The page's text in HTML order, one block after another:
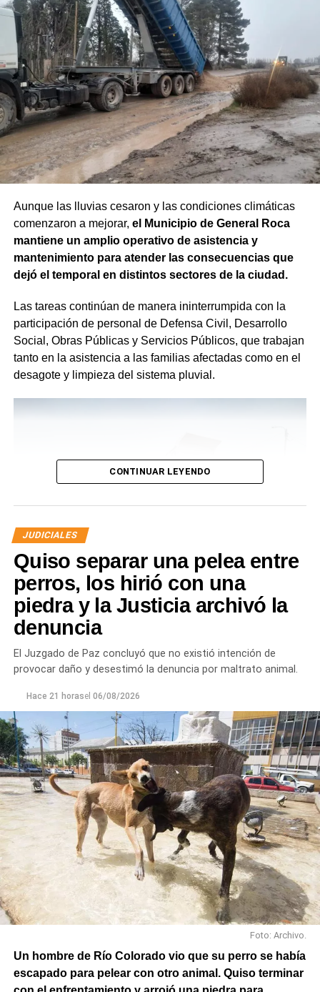
cubierto por la noche y temperaturas entre 12°C y 2°C.
Aunque las lluvias cesaron y las condiciones climáticas
comenzaron a mejorar, el Municipio de General Roca
mantiene un amplio operativo de asistencia y
mantenimiento para atender las consecuencias que
dejó el temporal en distintos sectores de la ciudad.
Las tareas continúan de manera ininterrumpida con la
participación de personal de Defensa Civil, Desarrollo
Social, Obras Públicas y Servicios Públicos, que trabajan
tanto en la asistencia a las familias afectadas como en el
desagote y limpieza del sistema pluvial.
Desde Defensa Civil y Desarrollo Social se brindó
Noroeste, Quinta 25, Carlos Soria y Chacramonte,
donde se entregaron nylon, frazadas, colchones, leña
y alimentos.
En paralelo, las cuadrillas municipales realizaron la
limpieza de alcantarillas y sumideros en distintos
sectores de la ciudad, entre ellos Jujuy y Güemes;
Güemes entre Dr. Maradona y República del Líbano;
Carlos Gardel y Rochdale; Rochdale y Australia;
Rochdale y Jujuy; Yrigoyen y Mendoza; Yrigoyen y
Avenida Roca; y Chula Vista, casi San Juan.
CONTINUAR LEYENDO
JUDICIALES
Quiso separar una pelea entre
perros, los hirió con una
piedra y la Justicia archivó la
denuncia
El Juzgado de Paz concluyó que no existió intención de
provocar daño y desestimó la denuncia por maltrato animal.
Hace 21 horasel 06/08/2026
Foto: Archivo.
Un hombre de Río Colorado vio que su perro se había
escapado para pelear con otro animal. Quiso terminar